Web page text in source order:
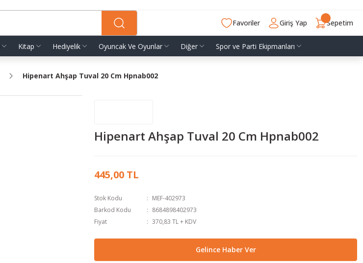
Favoriler Giriş Yap Sepetim
Kitap Hediyelik Oyuncak Ve Oyunlar Diğer Spor ve Parti Ekipmanları
Hipenart Ahşap Tuval 20 Cm Hpnab002
Hipenart Ahşap Tuval 20 Cm Hpnab002
445,00 TL
Stok Kodu
MEF-402973
Barkod Kodu
8684898402973
Fiyat
370,83 TL + KDV
Gelince Haber Ver